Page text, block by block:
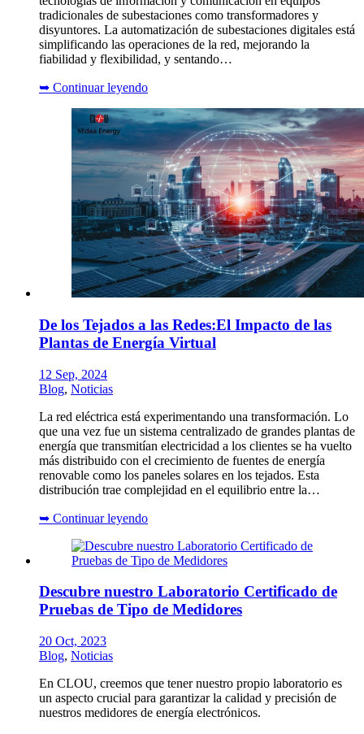
tradicionales de subestaciones como transformadores y
disyuntores. La automatización de subestaciones digitales está
simplificando las operaciones de la red, mejorando la
fiabilidad y flexibilidad, y sentando…
➥ Continuar leyendo
De los Tejados a las Redes:El Impacto de las
Plantas de Energía Virtual
12 Sep, 2024
Blog, Noticias
La red eléctrica está experimentando una transformación. Lo
que una vez fue un sistema centralizado de grandes plantas de
energía que transmitían electricidad a los clientes se ha vuelto
más distribuido con el crecimiento de fuentes de energía
renovable como los paneles solares en los tejados. Esta
distribución trae complejidad en el equilibrio entre la…
➥ Continuar leyendo
Descubre nuestro Laboratorio Certificado de
Pruebas de Tipo de Medidores
20 Oct, 2023
Blog, Noticias
En CLOU, creemos que tener nuestro propio laboratorio es
un aspecto crucial para garantizar la calidad y precisión de
nuestros medidores de energía electrónicos.